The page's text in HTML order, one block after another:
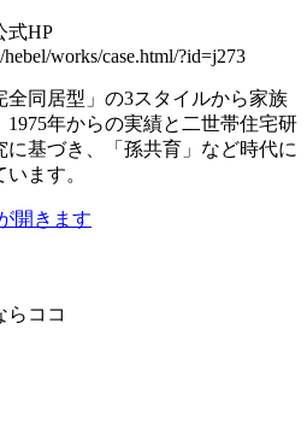
式HP
works/case.html/?id=j273
全同居型」の3スタイルから家族
年からの実績と二世帯住宅研
基づき、「孫共育」など時代に
ます。
開きます
らココ